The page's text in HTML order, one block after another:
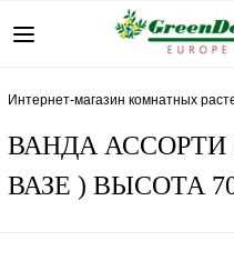
интернет-магазин комнатных
ВАНДА
ВАЗЕ ) ВЫСОТА